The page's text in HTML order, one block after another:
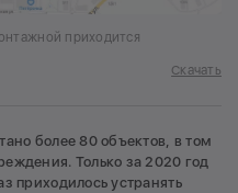
приходится
Скачать
более 80 объектов, в том
Только за 2020 год
приходилось устранять